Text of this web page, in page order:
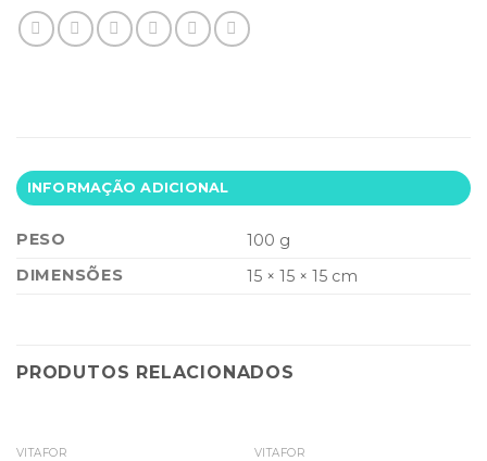
INFORMAÇÃO ADICIONAL
PESO
100 g
DIMENSÕES
15 × 15 × 15 cm
PRODUTOS RELACIONADOS
VITAFOR VITAFOR